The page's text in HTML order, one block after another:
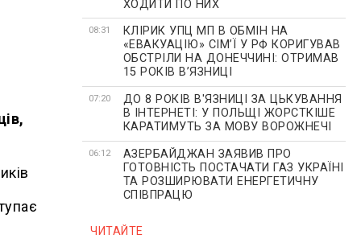
ХОДИТИ ПО НИХ
08:31
КЛІРИК УПЦ МП В ОБМІН НА
«ЕВАКУАЦІЮ» СІМʼЇ У РФ КОРИГУВАВ
ОБСТРІЛИ НА ДОНЕЧЧИНІ: ОТРИМАВ
15 РОКІВ ВʼЯЗНИЦІ
07:20
ДО 8 РОКІВ В'ЯЗНИЦІ ЗА ЦЬКУВАННЯ
В ІНТЕРНЕТІ: У ПОЛЬЩІ ЖОРСТКІШЕ
КАРАТИМУТЬ ЗА МОВУ ВОРОЖНЕЧІ
06:12
АЗЕРБАЙДЖАН ЗАЯВИВ ПРО
ГОТОВНІСТЬ ПОСТАЧАТИ ГАЗ УКРАЇНІ
ТА РОЗШИРЮВАТИ ЕНЕРГЕТИЧНУ
СПІВПРАЦЮ
ЧИТАЙТЕ